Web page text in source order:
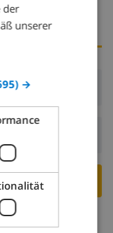
SPANISH
GERMAN
ITALIAN
NORWEGIAN
der
unserer
→